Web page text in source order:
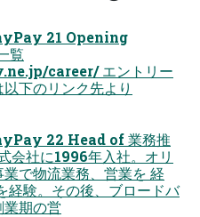
21 Opening
覧
career/ エントリー
下のリンク先より
22 Head of 業務推
会社に1996年入社。オリ
で物流業務、営業を 経
経験。その後、ブロードバ
業期の営